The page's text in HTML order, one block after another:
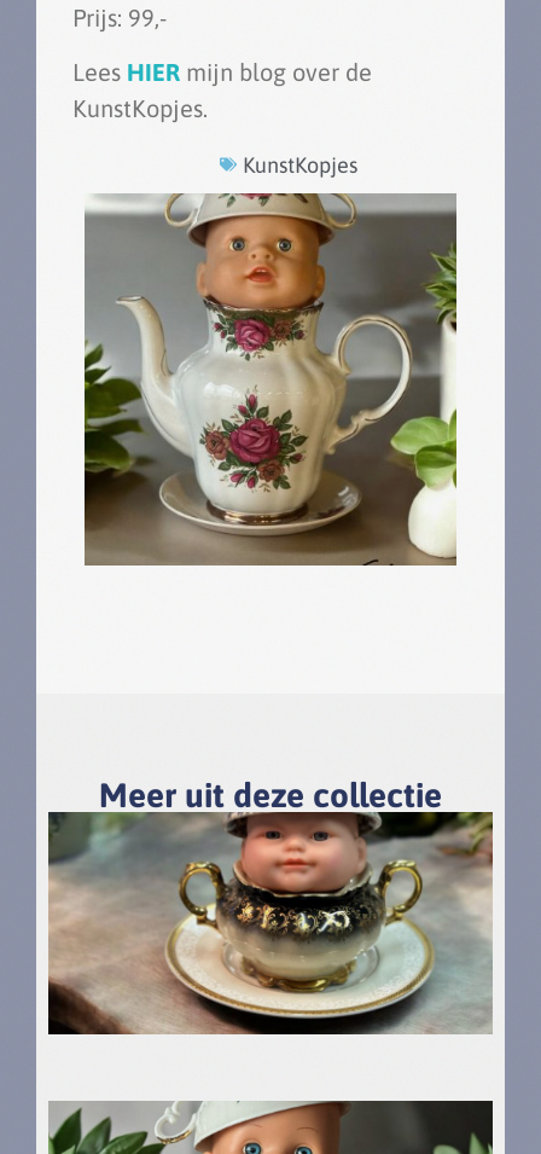
Prijs: 99,-
Lees HIER mijn blog over de
KunstKopjes.
KunstKopjes
Meer uit deze collectie